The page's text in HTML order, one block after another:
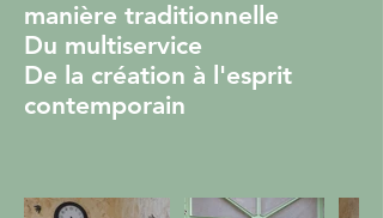
manière traditionnelle
Du multiservice
De la création à l'esprit
contemporain